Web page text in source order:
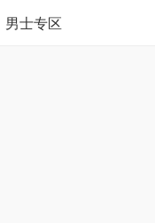
男士专区